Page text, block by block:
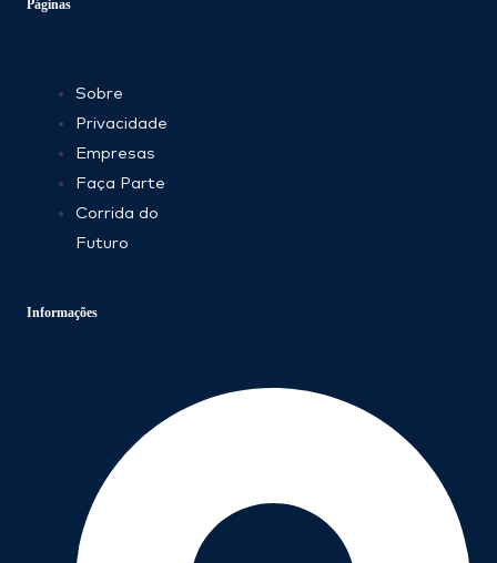
Páginas
Sobre
Privacidade
Empresas
Faça Parte
Corrida do
Futuro
Informações